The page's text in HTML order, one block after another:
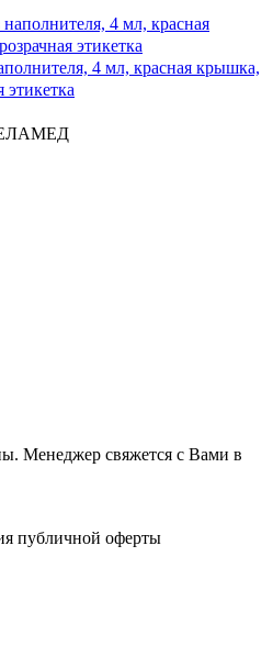
4 мл, красная крышка,
этикетка
ЕЛАМЕД
Менеджер свяжется с Вами в
публичной оферты